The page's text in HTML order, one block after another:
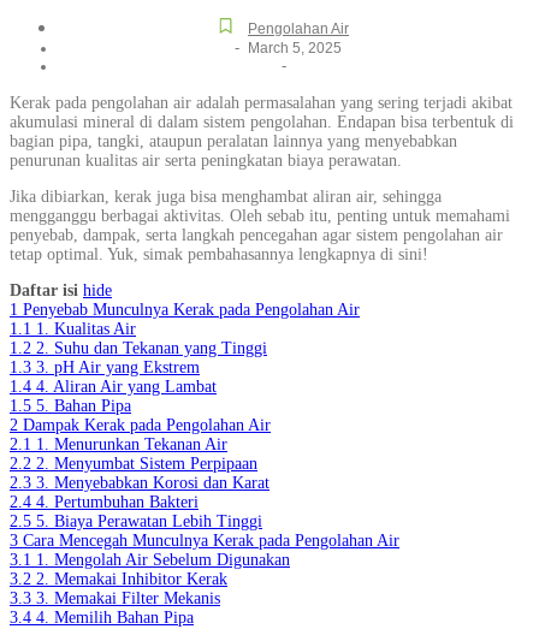
Pengolahan Air
- March 5, 2025
-
Kerak pada pengolahan air adalah permasalahan yang sering terjadi akibat
akumulasi mineral di dalam sistem pengolahan. Endapan bisa terbentuk di
bagian pipa, tangki, ataupun peralatan lainnya yang menyebabkan
penurunan kualitas air serta peningkatan biaya perawatan.
Jika dibiarkan, kerak juga bisa menghambat aliran air, sehingga
mengganggu berbagai aktivitas. Oleh sebab itu, penting untuk memahami
penyebab, dampak, serta langkah pencegahan agar sistem pengolahan air
tetap optimal. Yuk, simak pembahasannya lengkapnya di sini!
Daftar isi hide
1 Penyebab Munculnya Kerak pada Pengolahan Air
1.1 1. Kualitas Air
1.2 2. Suhu dan Tekanan yang Tinggi
1.3 3. pH Air yang Ekstrem
1.4 4. Aliran Air yang Lambat
1.5 5. Bahan Pipa
2 Dampak Kerak pada Pengolahan Air
2.1 1. Menurunkan Tekanan Air
2.2 2. Menyumbat Sistem Perpipaan
2.3 3. Menyebabkan Korosi dan Karat
2.4 4. Pertumbuhan Bakteri
2.5 5. Biaya Perawatan Lebih Tinggi
3 Cara Mencegah Munculnya Kerak pada Pengolahan Air
3.1 1. Mengolah Air Sebelum Digunakan
3.2 2. Memakai Inhibitor Kerak
3.3 3. Memakai Filter Mekanis
3.4 4. Memilih Bahan Pipa